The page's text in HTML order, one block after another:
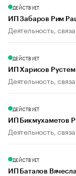
ДЕЙСТВУЕТ
ИП Забаров Рим
Деятельность,
ДЕЙСТВУЕТ
ИП Харисов Рустем
Деятельность,
ДЕЙСТВУЕТ
ИП Бикмухаметов
Деятельность,
ДЕЙСТВУЕТ
ИП Баталов